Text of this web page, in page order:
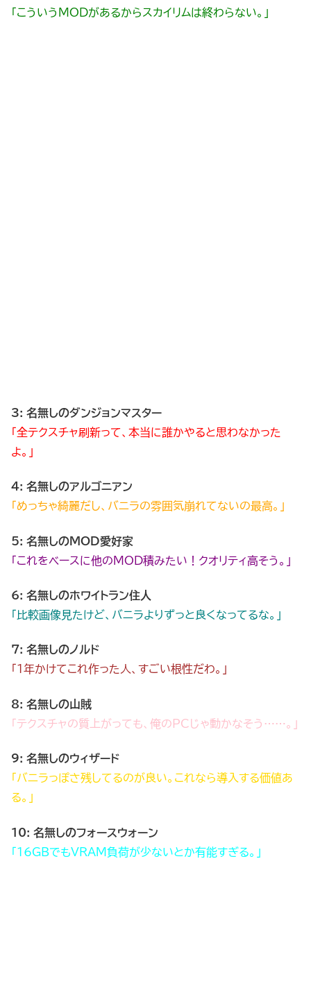
「こういうMODがあるからスカイリムは終わらない。」
3: 名無しのダンジョンマスター
「全テクスチャ刷新って、本当に誰かやると思わなかった
よ。」
4: 名無しのアルゴニアン
「めっちゃ綺麗だし、バニラの雰囲気崩れてないの最高。」
5: 名無しのMOD愛好家
「これをベースに他のMOD積みたい！クオリティ高そう。」
6: 名無しのホワイトラン住人
「比較画像見たけど、バニラよりずっと良くなってるな。」
7: 名無しのノルド
「1年かけてこれ作った人、すごい根性だわ。」
8: 名無しの山賊
「テクスチャの質上がっても、俺のPCじゃ動かなそう……。」
9: 名無しのウィザード
「バニラっぽさ残してるのが良い。これなら導入する価値あ
る。」
10: 名無しのフォースウォーン
「16GBでもVRAM負荷が少ないとか有能すぎる。」